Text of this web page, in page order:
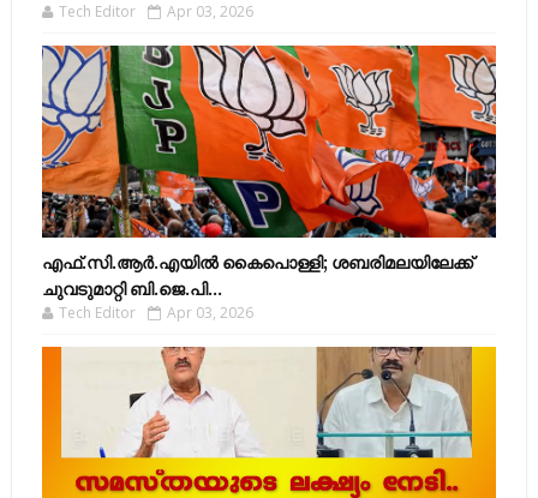
Tech Editor Apr 03, 2026
എഫ്​.സി.ആർ.എയിൽ കൈപൊള്ളി; ശബരിമലയിലേക്ക്​
ചുവടുമാറ്റി ബി.ജെ.പി...
Tech Editor Apr 03, 2026